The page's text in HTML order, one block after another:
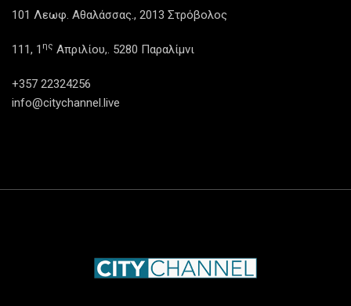
101 Λεωφ. Αθαλάσσας., 2013 Στρόβολος
111, 1 ης Απριλίου,. 5280 Παραλίμνι
+357 22324256
info@citychannel.live